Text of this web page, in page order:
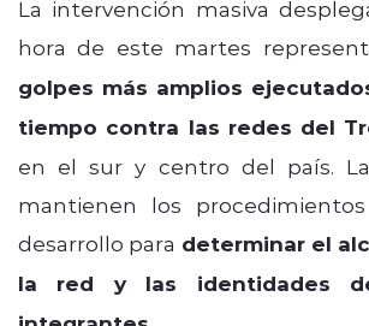
La intervención masiva
hora de este martes
golpes más amplios
tiempo contra las redes del
en el sur y centro del país.
mantienen los
desarrollo para determinar el
la red y las identidades